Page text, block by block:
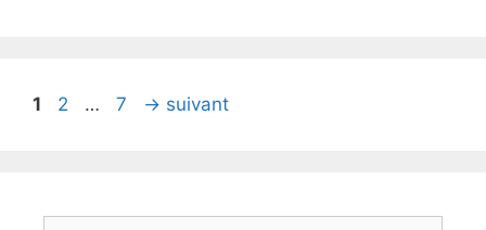
Page
1 Page
2 … Page
7 → suivant